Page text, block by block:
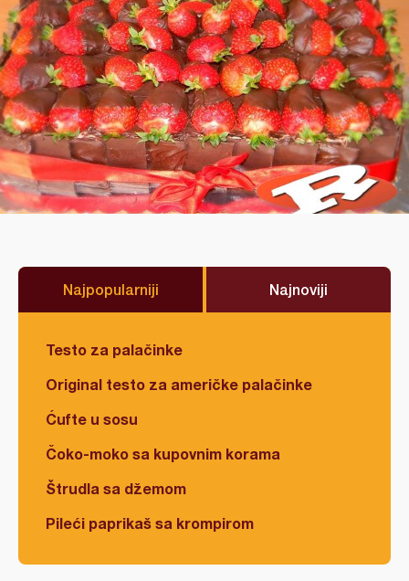
Najpopularniji Najnoviji
Testo za palačinke
Original testo za američke palačinke
Ćufte u sosu
Čoko-moko sa kupovnim korama
Štrudla sa džemom
Pileći paprikaš sa krompirom